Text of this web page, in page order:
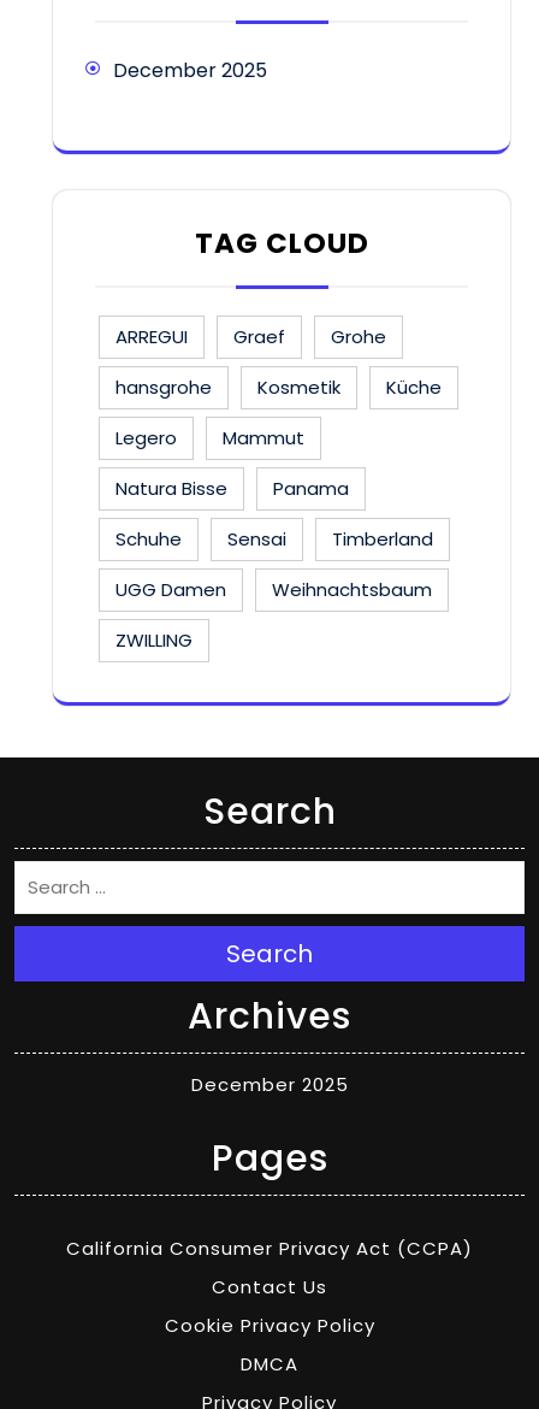
December 2025
TAG CLOUD
ARREGUI Graef
Grohe
hansgrohe
Kosmetik
Küche
Legero
Mammut
Natura Bisse
Panama
Schuhe
Sensai
Timberland
UGG Damen
Weihnachtsbaum
ZWILLING
Search
Search
Archives
December 2025
Pages
California Consumer Privacy Act (CCPA)
Contact Us
Cookie Privacy Policy
DMCA
Privacy Policy